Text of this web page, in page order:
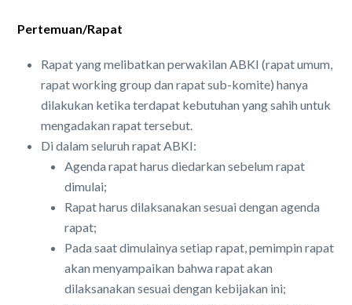
Pertemuan/Rapat
Rapat yang melibatkan perwakilan ABKI (rapat umum,
rapat working group dan rapat sub-komite) hanya
dilakukan ketika terdapat kebutuhan yang sahih untuk
mengadakan rapat tersebut.
Di dalam seluruh rapat ABKI:
Agenda rapat harus diedarkan sebelum rapat
dimulai;
Rapat harus dilaksanakan sesuai dengan agenda
rapat;
Pada saat dimulainya setiap rapat, pemimpin rapat
akan menyampaikan bahwa rapat akan
dilaksanakan sesuai dengan kebijakan ini;